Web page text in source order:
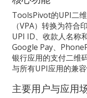
ToolsPivot的UPI二
（VPA）转换为符
UPI ID、收款人名称
Google Pay、
银行应用的支付二维
与所有UPI应用的兼容
主要用户与应用